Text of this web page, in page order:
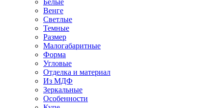
Белые
Венге
Светлые
Темные
Размер
Малогабаритные
Форма
Угловые
Отделка и материал
Из МДФ
Зеркальные
Особенности